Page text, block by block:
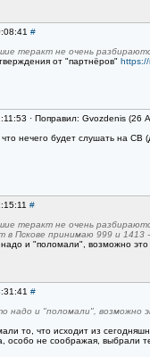
#
теракт не очень
от "партнёров"
· Поправил: Gvozdenis (26
нечего будет слушать на
#
теракт не очень
Пскове принимаю 999 и 1413 -
надо и "поломали", возможно
#
надо и "поломали",
то, что исходит из
особо не соображая, выбрали